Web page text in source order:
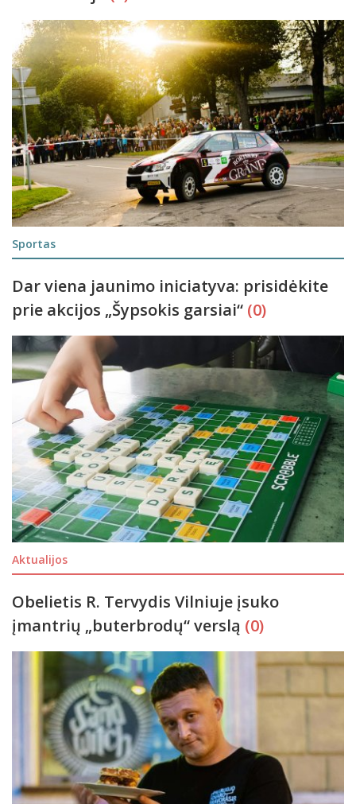
Sportas
Dar viena jaunimo iniciatyva: prisidėkite
prie akcijos „Šypsokis garsiai“ (0)
Aktualijos
Obelietis R. Tervydis Vilniuje įsuko
įmantrių „buterbrodų“ verslą (0)